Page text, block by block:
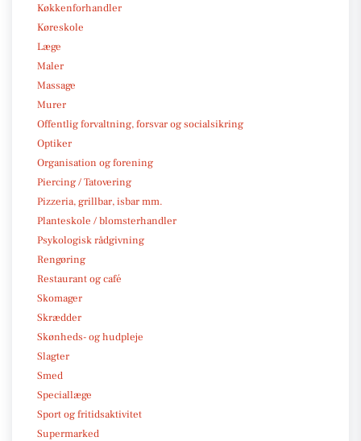
Køkkenforhandler
Køreskole
Læge
Maler
Massage
Murer
Offentlig forvaltning, forsvar og socialsikring
Optiker
Organisation og forening
Piercing / Tatovering
Pizzeria, grillbar, isbar mm.
Planteskole / blomsterhandler
Psykologisk rådgivning
Rengøring
Restaurant og café
Skomager
Skrædder
Skønheds- og hudpleje
Slagter
Smed
Speciallæge
Sport og fritidsaktivitet
Supermarked